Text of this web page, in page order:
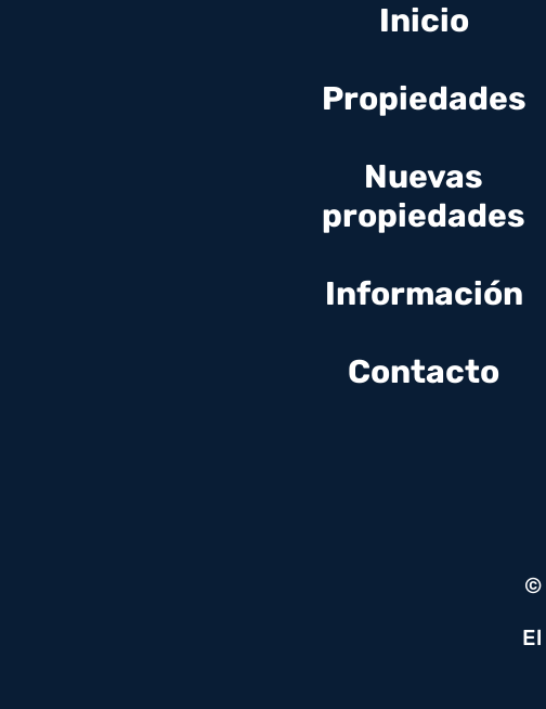
©
Inicio
Propiedades
Nuevas
propiedades
Información
Contacto